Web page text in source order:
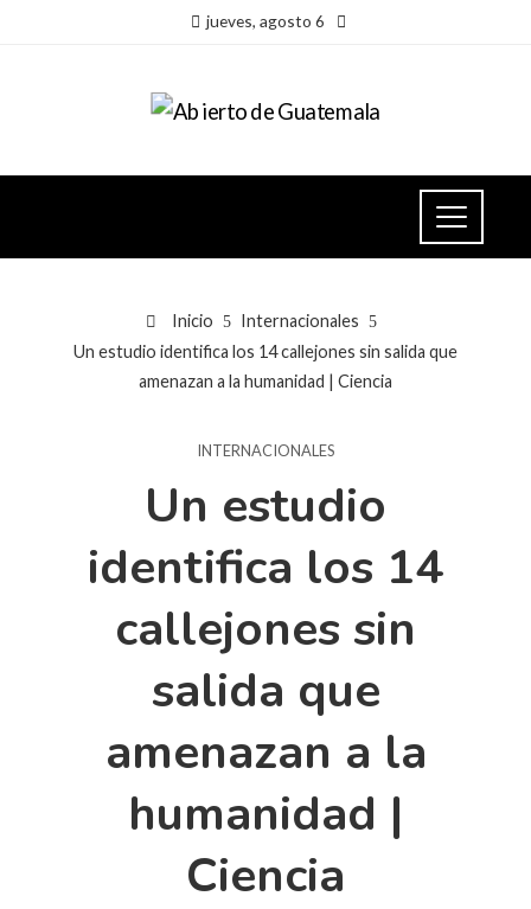
jueves, agosto 6
Inicio
Internacionales
Un estudio identifica los 14 callejones sin salida que
amenazan a la humanidad | Ciencia
INTERNACIONALES
Un estudio
identifica los 14
callejones sin
salida que
amenazan a la
humanidad |
Ciencia